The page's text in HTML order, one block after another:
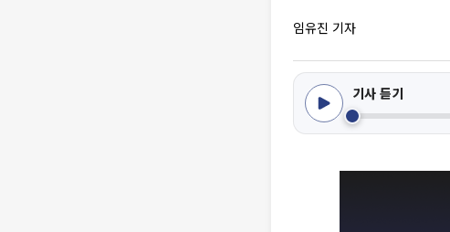
임유진 기자
기사 듣기